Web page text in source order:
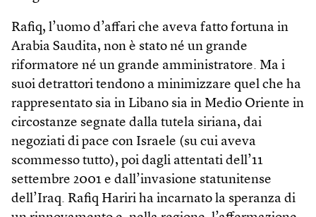
Rafiq, l’uomo d’affari che aveva fatto fortuna in
Arabia Saudita, non è stato né un grande
riformatore né un grande amministratore. Ma i
suoi detrattori tendono a minimizzare quel che ha
rappresentato sia in Libano sia in Medio Oriente in
circostanze segnate dalla tutela siriana, dai
negoziati di pace con Israele (su cui aveva
scommesso tutto), poi dagli attentati dell’11
settembre 2001 e dall’invasione statunitense
dell’Iraq. Rafiq Hariri ha incarnato la speranza di